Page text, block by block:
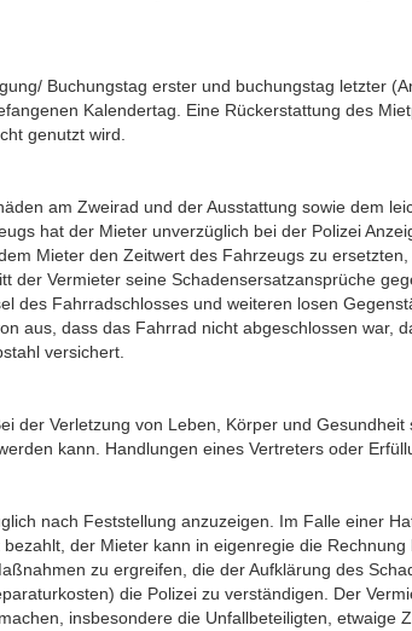
Buchungstag erster und buchungstag letzter
Kalendertag. Eine Rückerstattung des
genutzt wird.
am Zweirad und der Ausstattung sowie dem
hat der Mieter unverzüglich bei der Polizei
Mieter den Zeitwert des Fahrzeugs zu
Vermieter seine Schadensersatzansprüche
des Fahrradschlosses und weiteren losen
aus, dass das Fahrrad nicht abgeschlossen
versichert.
der Verletzung von Leben, Körper und
kann. Handlungen eines Vertreters oder
nach Feststellung anzuzeigen. Im Falle einer
der Mieter kann in eigenregie die Rechnung
zu ergreifen, die der Aufklärung des
die Polizei zu verständigen. Der
insbesondere die Unfallbeteiligten, etwaige